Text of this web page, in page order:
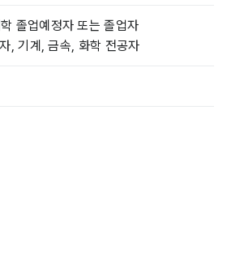
졸업예정자 또는 졸업자
, 기계, 금속, 화학 전공자